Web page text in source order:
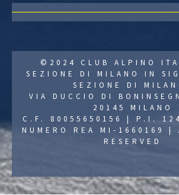
©2024 CLUB ALPINO
SEZIONE DI MILANO IN
SEZIONE DI
VIA DUCCIO DI
20145 MILANO
C.F. 80055650156 | P.I.
NUMERO REA MI-1660169 |
RESERVED